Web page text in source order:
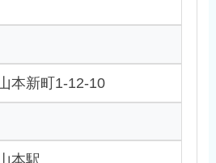
本新町1-12-10